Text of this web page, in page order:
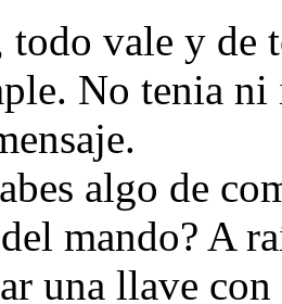
vale y de
No tenia ni
algo de
mando? A
una llave